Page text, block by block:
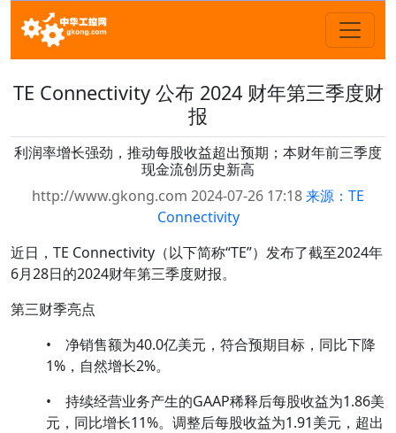
TE Connectivity 公布 2024 财年第三季度财
报
利润率增长强劲，推动每股收益超出预期；本财年前三季度
现金流创历史新高
http://www.gkong.com 2024-07-26 17:18来源：TE
Connectivity
近日，TE Connectivity（以下简称“TE”）发布了截至2024年
6月28日的2024财年第三季度财报。
第三财季亮点
• 净销售额为40.0亿美元，符合预期目标，同比下降
1%，自然增长2%。
• 持续经营业务产生的GAAP稀释后每股收益为1.86美
元，同比增长11%。调整后每股收益为1.91美元，超出